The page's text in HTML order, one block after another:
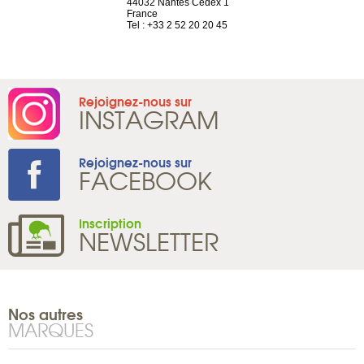
44032 Nantes Cedex 1
France
Tel : +33 2 52 20 20 45
Rejoignez-nous sur
INSTAGRAM
Rejoignez-nous sur
FACEBOOK
Inscription
NEWSLETTER
Nos autres
MARQUES